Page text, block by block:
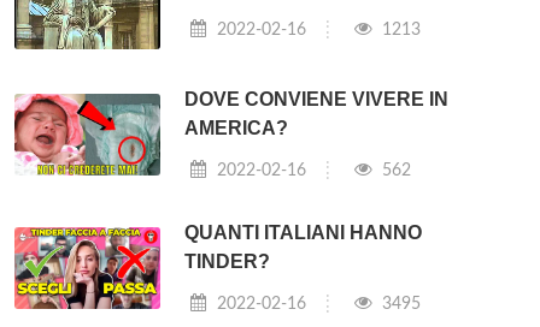
2022-02-16 1213
DOVE CONVIENE VIVERE IN
AMERICA?
2022-02-16 562
QUANTI ITALIANI HANNO
TINDER?
2022-02-16 3495